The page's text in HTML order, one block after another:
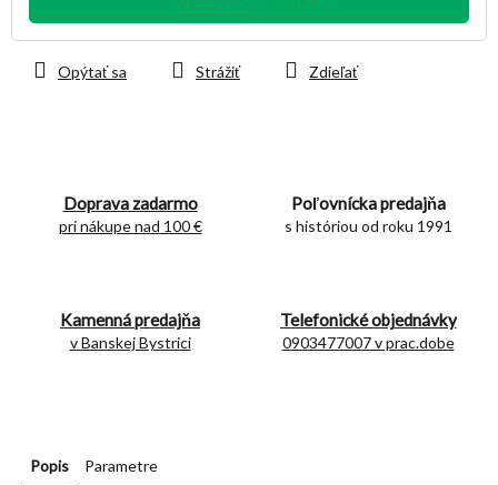
Doprava zadarmo
pri nákupe nad 100 €
Poľovnícka predajňa
s históriou od roku 1991
Kamenná predajňa
v Banskej Bystrici
Telefonické objednávky
0903477007 v prac.dobe
Opýtať sa Strážiť Zdieľať
Popis Parametre